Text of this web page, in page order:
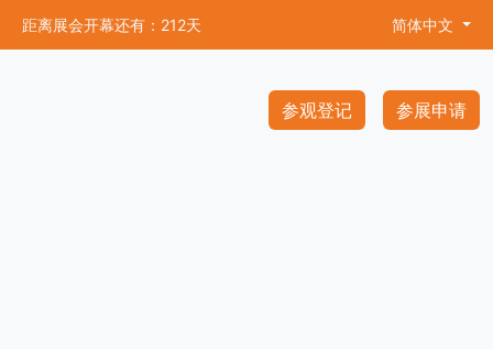
距离展会开幕还有：212天 简体中文
参观登记 参展申请